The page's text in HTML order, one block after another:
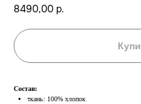
8490,00 р.
Состав:
ткань: 100% хлопок